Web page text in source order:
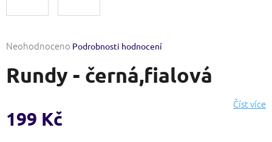
Průměrné
produktu
je
5
hvězdiček.
Neohodnoceno Podrobnosti hodnocení
Rundy - černá,fialová
Číst více
199 Kč